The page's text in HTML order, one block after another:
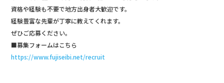
資格や経験も不要で地方出身者大歓迎です。
経験豊富な先輩が丁寧に教えてくれます。
ぜひご応募ください。
■募集フォームはこちら
https://www.fujiseibi.net/recruit